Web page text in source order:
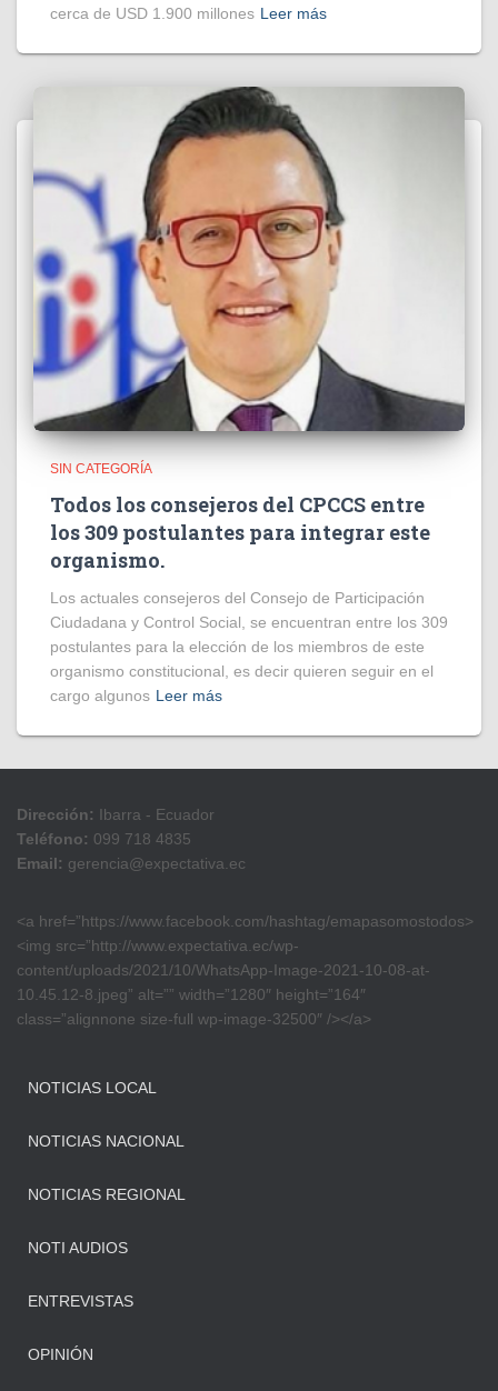
cerca de USD 1.900 millones Leer más
SIN CATEGORÍA
Todos los consejeros del CPCCS entre
los 309 postulantes para integrar este
organismo.
Los actuales consejeros del Consejo de Participación
Ciudadana y Control Social, se encuentran entre los 309
postulantes para la elección de los miembros de este
organismo constitucional, es decir quieren seguir en el
cargo algunos Leer más
Dirección: Ibarra - Ecuador
Teléfono: 099 718 4835
Email: gerencia@expectativa.ec
<a href=”https://www.facebook.com/hashtag/emapasomostodos>
<img src=”http://www.expectativa.ec/wp-
content/uploads/2021/10/WhatsApp-Image-2021-10-08-at-
10.45.12-8.jpeg” alt=”” width=”1280″ height=”164″
class=”alignnone size-full wp-image-32500″ /></a>
NOTICIAS LOCAL
NOTICIAS NACIONAL
NOTICIAS REGIONAL
NOTI AUDIOS
ENTREVISTAS
OPINIÓN